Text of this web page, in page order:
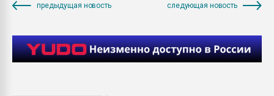
предыдущая новость следующая новость